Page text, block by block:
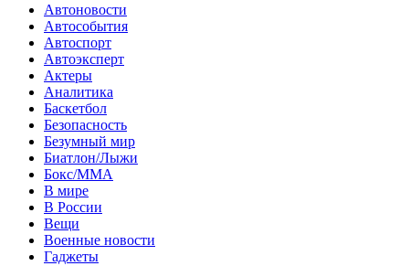
Автоновости
Автособытия
Автоспорт
Автоэксперт
Актеры
Аналитика
Баскетбол
Безопасность
Безумный мир
Биатлон/Лыжи
Бокс/MMA
В мире
В России
Вещи
Военные новости
Гаджеты